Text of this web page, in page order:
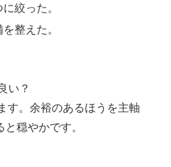
絞った。
整えた。
い？
す。余裕のあるほうを主軸
穏やかです。